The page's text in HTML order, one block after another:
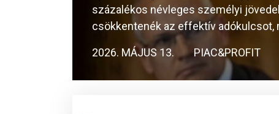
százalékos névleges személyi
csökkentenék az effektív
2026. MÁJUS 13. PIAC&PROFIT